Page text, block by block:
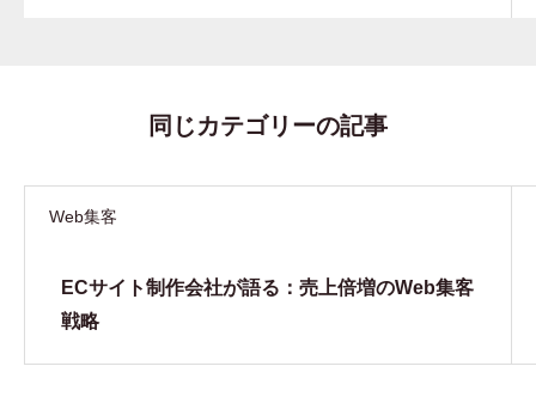
同じカテゴリーの記事
Web集客
ECサイト制作会社が語る：売上倍増のWeb集客
戦略